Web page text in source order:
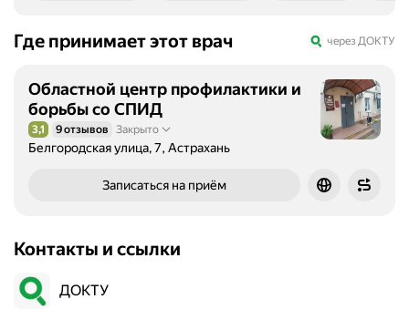
Где принимает этот врач через ДОКТУ
Областной центр профилактики и
борьбы со СПИД
Рейтинг 3,1 из 5
3,1 9 отзывов Закрыто
Белгородская улица, 7, Астрахань
Записаться на приём
Контакты и ссылки
ДОКТУ